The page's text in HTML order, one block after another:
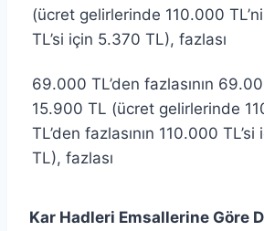
(ücret gelirlerinde 110.000
TL’si için 5.370 TL), fazlası
69.000 TL’den fazlasının
15.900 TL (ücret gelirlerinde
TL’den fazlasının 110.000
TL), fazlası
Kar Hadleri Emsallerine Göre